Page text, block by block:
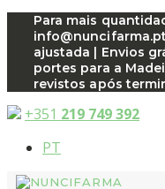
Saltar
para
conteúdo
Para mais
ajustada | Envios
portes para a
revistos após
+351 219 749 392
PT